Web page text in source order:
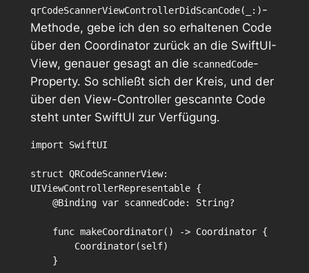
qrCodeScannerViewControllerDidScanCode(_:)-
Methode, gebe ich den so erhaltenen Code
über den Coordinator zurück an die SwiftUI-
View, genauer gesagt an die scannedCode-
Property. So schließt sich der Kreis, und der
über den View-Controller gescannte Code
steht unter SwiftUI zur Verfügung.
import SwiftUI
struct QRCodeScannerView:
UIViewControllerRepresentable {